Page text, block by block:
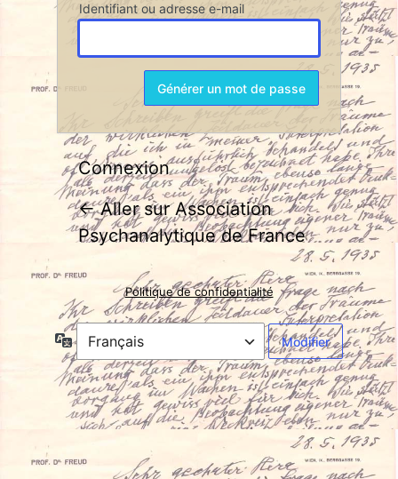
Identifiant ou adresse e-mail
Connexion
← Aller sur Association
Psychanalytique de France
Politique de confidentialité
Langue